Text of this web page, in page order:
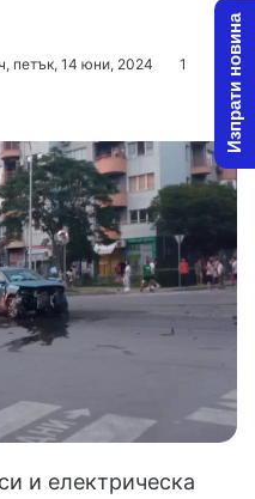
петък, 14 юни, 2024 1
и електрическа
Изпрати новина